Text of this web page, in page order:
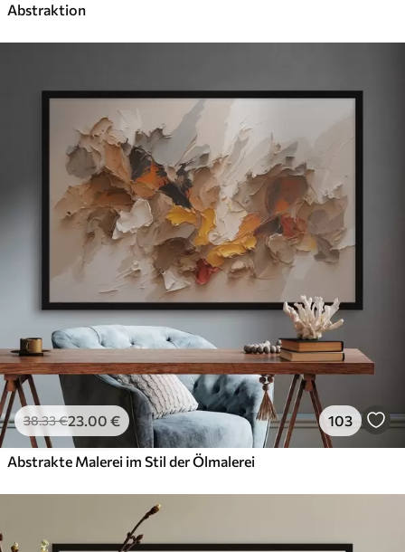
Abstraktion
38.33€23.00 € 103
Abstrakte Malerei im Stil der Ölmalerei